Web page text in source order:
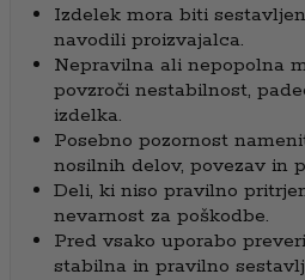
Izdelek mora biti
navodili proizvajalca.
Nepravilna ali nepopolna
povzroči nestabilnost,
izdelka.
Posebno pozornost
nosilnih delov, povezav in
Deli, ki niso pravilno
nevarnost za poškodbe.
Pred vsako uporabo
stabilna in pravilno